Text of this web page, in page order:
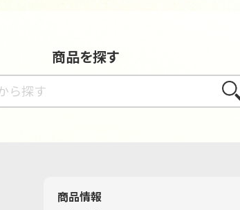
商品を探す
さが
商品情報